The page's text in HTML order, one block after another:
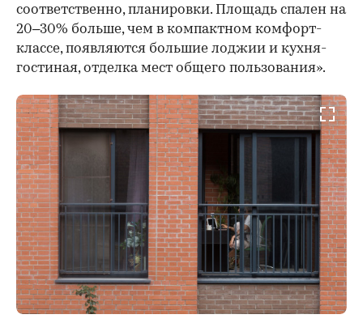
соответственно, планировки. Площадь спален на
20–30% больше, чем в компактном комфорт-
классе, появляются большие лоджии и кухня-
гостиная, отделка мест общего пользования».